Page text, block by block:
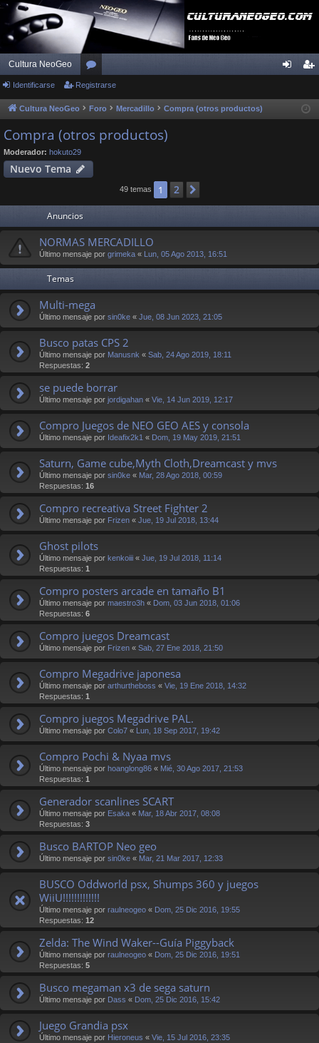
Cultura NeoGeo
or
os ist
Identificarse Registrarse
Cultura NeoGeo Foro Mercadillo Compra (otros productos)
Compra (otros productos)
Moderador: hokuto29
Nuevo Tema
49 temas 1 2
Anuncios
NORMAS MERCADILLO
Último mensaje por grimeka « Lun, 05 Ago 2013, 16:51
Temas
Multi-mega
Último mensaje por sin0ke « Jue, 08 Jun 2023, 21:05
Busco patas CPS 2
Último mensaje por Manusnk « Sab, 24 Ago 2019, 18:11
Respuestas: 2
se puede borrar
Último mensaje por jordigahan « Vie, 14 Jun 2019, 12:17
Compro Juegos de NEO GEO AES y consola
Último mensaje por Ideafix2k1 « Dom, 19 May 2019, 21:51
Saturn, Game cube,Myth Cloth,Dreamcast y mvs
Último mensaje por sin0ke « Mar, 28 Ago 2018, 00:59
Respuestas: 16
Compro recreativa Street Fighter 2
Último mensaje por Frizen « Jue, 19 Jul 2018, 13:44
Ghost pilots
Último mensaje por kenkoiii « Jue, 19 Jul 2018, 11:14
Respuestas: 1
Compro posters arcade en tamaño B1
Último mensaje por maestro3h « Dom, 03 Jun 2018, 01:06
Respuestas: 6
Compro juegos Dreamcast
Último mensaje por Frizen « Sab, 27 Ene 2018, 21:50
Compro Megadrive japonesa
Último mensaje por arthurtheboss « Vie, 19 Ene 2018, 14:32
Respuestas: 1
Compro juegos Megadrive PAL.
Último mensaje por Colo7 « Lun, 18 Sep 2017, 19:42
Compro Pochi & Nyaa mvs
Último mensaje por hoanglong86 « Mié, 30 Ago 2017, 21:53
Respuestas: 1
Generador scanlines SCART
Último mensaje por Esaka « Mar, 18 Abr 2017, 08:08
Respuestas: 3
Busco BARTOP Neo geo
Último mensaje por sin0ke « Mar, 21 Mar 2017, 12:33
BUSCO Oddworld psx, Shumps 360 y juegos
WiiU!!!!!!!!!!!!!
Último mensaje por raulneogeo « Dom, 25 Dic 2016, 19:55
Respuestas: 12
Zelda: The Wind Waker--Guía Piggyback
Último mensaje por raulneogeo « Dom, 25 Dic 2016, 19:51
Respuestas: 5
Busco megaman x3 de sega saturn
Último mensaje por Dass « Dom, 25 Dic 2016, 15:42
Juego Grandia psx
Último mensaje por Hieroneus « Vie, 15 Jul 2016, 23:35